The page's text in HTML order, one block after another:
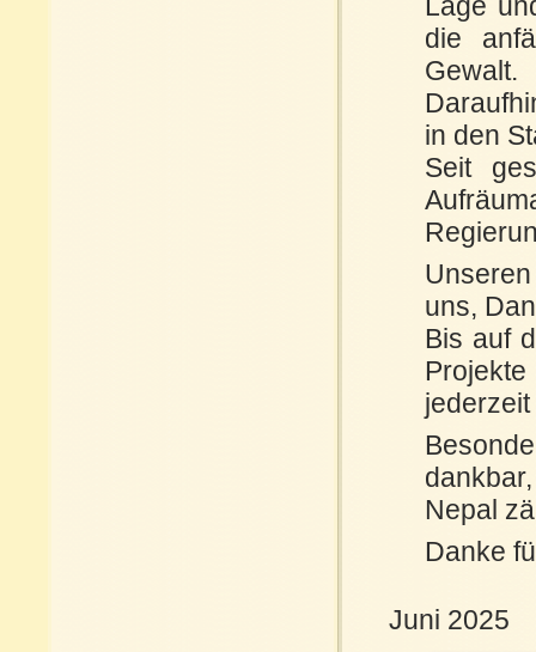
die
Gewalt.
in den
Seit
uns,
Bis auf
Nepal
Danke
Juni 2025